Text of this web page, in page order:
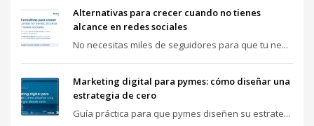
Alternativas para crecer cuando no tienes
alcance en redes sociales
No necesitas miles de seguidores para que tu ne...
Marketing digital para pymes: cómo diseñar una
estrategia de cero
Guía práctica para que pymes diseñen su estrate...